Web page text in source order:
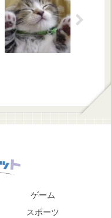
ゲーム
スポーツ